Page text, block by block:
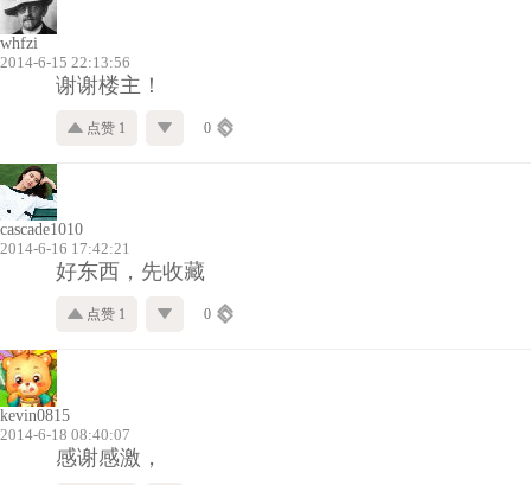
whfzi
2014-6-15 22:13:56
谢谢楼主！
点赞 1 0
cascade1010
2014-6-16 17:42:21
好东西，先收藏
点赞 1 0
kevin0815
2014-6-18 08:40:07
感谢感激，